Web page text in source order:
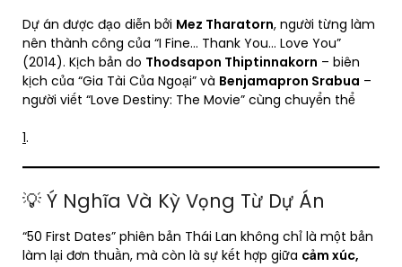
Dự án được đạo diễn bởi Mez Tharatorn, người từng làm
nên thành công của “I Fine… Thank You… Love You”
(2014). Kịch bản do Thodsapon Thiptinnakorn – biên
kịch của “Gia Tài Của Ngoại” và Benjamapron Srabua –
người viết “Love Destiny: The Movie” cùng chuyển thể
1.
💡 Ý Nghĩa Và Kỳ Vọng Từ Dự Án
“50 First Dates” phiên bản Thái Lan không chỉ là một bản
làm lại đơn thuần, mà còn là sự kết hợp giữa cảm xúc,